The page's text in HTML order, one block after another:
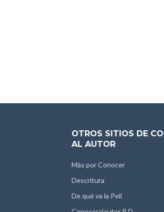
OTROS SITIOS DE
AL AUTOR
Más por Conocer
Descritura
De qué va la Peli